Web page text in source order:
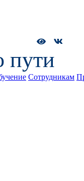
пути
Сотрудникам